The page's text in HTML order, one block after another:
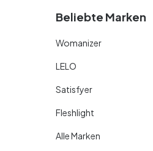
Beliebte Marken
Womanizer
LELO
Satisfyer
Fleshlight
Alle Marken